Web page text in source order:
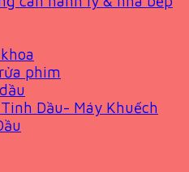
phim
Dầu- Máy Khuếch